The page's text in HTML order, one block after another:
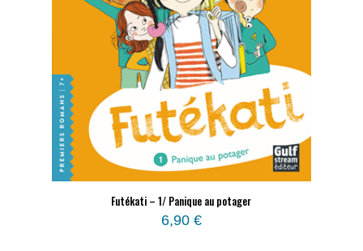
Futékati – 1/ Panique au potager
6,90 €